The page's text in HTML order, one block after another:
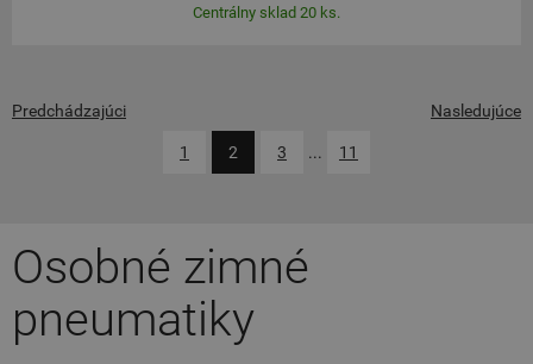
Centrálny sklad 20 ks.
Predchádzajúci
1 2 3 ... 11
Nasledujúce
Osobné zimné
pneumatiky